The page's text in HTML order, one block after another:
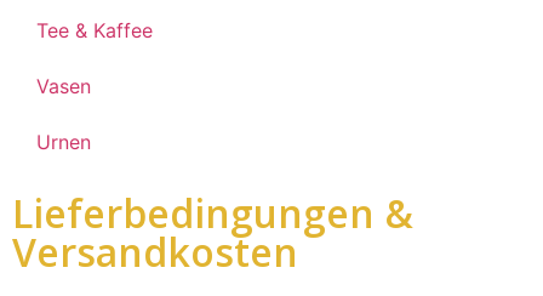
Tee & Kaffee
Vasen
Urnen
Lieferbedingungen &
Versandkosten